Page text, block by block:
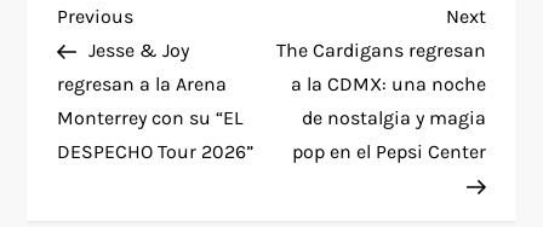
P
o
s
Previous
Post
Previous
Jesse & Joy
regresan a la Arena
Monterrey con su “EL
DESPECHO Tour 2026”
Next
Post
Next
The Cardigans regresan
a la CDMX: una noche
de nostalgia y magia
pop en el Pepsi Center